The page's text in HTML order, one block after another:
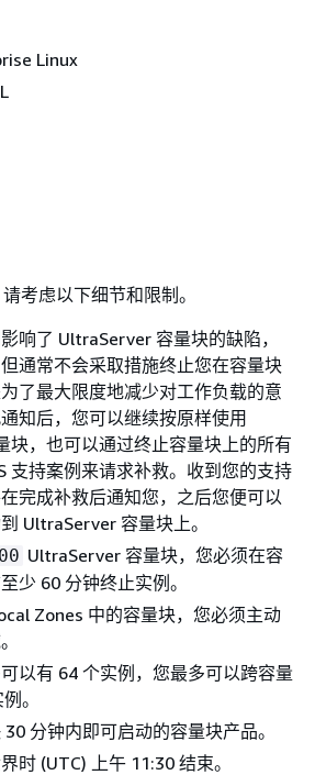
Linux
考虑以下细节和限制。
响了 UltraServer 容量块的缺陷，
通常不会采取措施终止您在容量块
了最大限度地减少对工作负载的意
知后，您可以继续按原样使用
块，也可以通过终止容量块上的所有
支持案例来请求补救。收到您的支持
完成补救后通知您，之后您便可以
UltraServer 容量块上。
UltraServer 容量块，您必须在容
少 60 分钟终止实例。
Zones 中的容量块，您必须主动
以有 64 个实例，您最多可以跨容量
。
分钟内即可启动的容量块产品。
时 (UTC) 上午 11:30 结束。